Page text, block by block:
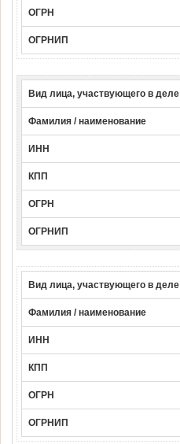
ОГРН
ОГРНИП
Вид лица, участвующего в деле
Фамилия / наименование
ИНН
КПП
ОГРН
ОГРНИП
Вид лица, участвующего в деле
Фамилия / наименование
ИНН
КПП
ОГРН
ОГРНИП